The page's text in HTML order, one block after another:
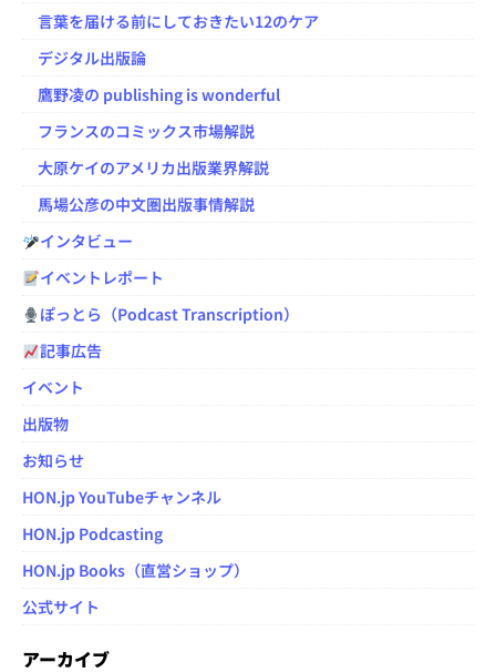
言葉を届ける前にしておきたい12のケア
デジタル出版論
鷹野凌の publishing is wonderful
フランスのコミックス市場解説
大原ケイのアメリカ出版業界解説
馬場公彦の中文圏出版事情解説
インタビュー
イベントレポート
ぽっとら（Podcast Transcription）
記事広告
イベント
出版物
お知らせ
HON.jp YouTubeチャンネル
HON.jp Podcasting
HON.jp Books（直営ショップ）
公式サイト
アーカイブ